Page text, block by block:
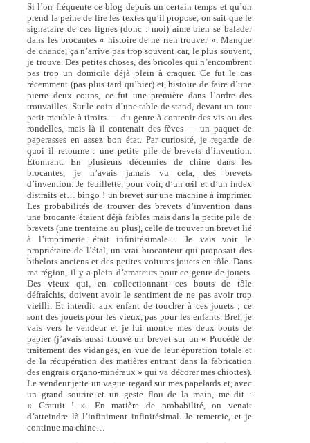
Si l’on fréquente ce blog depuis un certain temps et qu’on
prend la peine de lire les textes qu’il propose, on sait que le
signataire de ces lignes (donc : moi) aime bien se balader
dans les brocantes « histoire de ne rien trouver ». Manque
de chance, ça n’arrive pas trop souvent car, le plus souvent,
je trouve. Des petites choses, des bricoles qui n’encombrent
pas trop un domicile déjà plein à craquer. Ce fut le cas
récemment (pas plus tard qu’hier) et, histoire de faire d’une
pierre deux coups, ce fut une première dans l’ordre des
trouvailles. Sur le coin d’une table de stand, devant un tout
petit meuble à tiroirs — du genre à contenir des vis ou des
rondelles, mais là il contenait des fèves — un paquet de
paperasses en assez bon état. Par curiosité, je regarde de
quoi il retourne : une petite pile de brevets d’invention.
Étonnant. En plusieurs décennies de chine dans les
brocantes, je n’avais jamais vu cela, des brevets
d’invention. Je feuillette, pour voir, d’un œil et d’un index
distraits et… bingo ! un brevet sur une machine à imprimer.
Les probabilités de trouver des brevets d’invention dans
une brocante étaient déjà faibles mais dans la petite pile de
brevets (une trentaine au plus), celle de trouver un brevet lié
à l’imprimerie était infinitésimale… Je vais voir le
propriétaire de l’étal, un vrai brocanteur qui proposait des
bibelots anciens et des petites voitures jouets en tôle. Dans
ma région, il y a plein d’amateurs pour ce genre de jouets.
Des vieux qui, en collectionnant ces bouts de tôle
défraîchis, doivent avoir le sentiment de ne pas avoir trop
vieilli. Et interdit aux enfant de toucher à ces jouets ; ce
sont des jouets pour les vieux, pas pour les enfants. Bref, je
vais vers le vendeur et je lui montre mes deux bouts de
papier (j’avais aussi trouvé un brevet sur un « Procédé de
traitement des vidanges, en vue de leur épuration totale et
de la récupération des matières entrant dans la fabrication
des engrais organo-minéraux » qui va décorer mes chiottes).
Le vendeur jette un vague regard sur mes papelards et, avec
un grand sourire et un geste flou de la main, me dit :
« Gratuit ! ». En matière de probabilité, on venait
d’atteindre là l’infiniment infinitésimal. Je remercie, et je
continue ma chine…